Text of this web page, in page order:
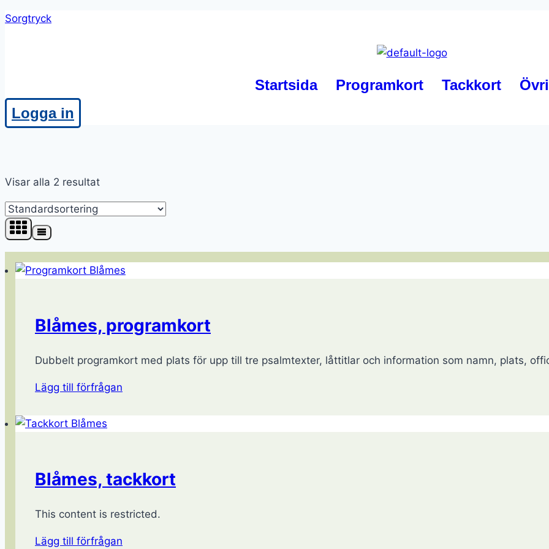
Skip
Sorgtryck
Startsida Programkort Tackkort
Logga in
Visar alla 2 resultat
Blåmes, programkort
Dubbelt programkort med plats för upp till tre psalmtexter, låttitlar och information som namn, plats,
Lägg till förfrågan
Blåmes, tackkort
This content is restricted.
Lägg till förfrågan